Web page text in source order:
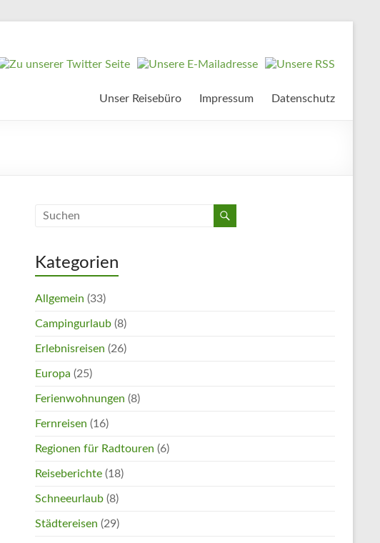
Unser Reisebüro Impressum Datenschutz
Kategorien
Allgemein (33)
Campingurlaub (8)
Erlebnisreisen (26)
Europa (25)
Ferienwohnungen (8)
Fernreisen (16)
Regionen für Radtouren (6)
Reiseberichte (18)
Schneeurlaub (8)
Städtereisen (29)